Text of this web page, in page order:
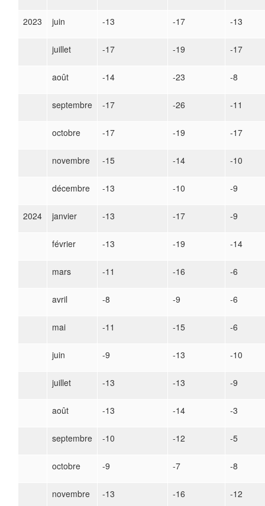
2023 juin -13 -17 -13
juillet -17 -19 -17
août -14 -23 -8
septembre -17 -26 -11
octobre -17 -19 -17
novembre -15 -14 -10
décembre -13 -10 -9
2024 janvier -13 -17 -9
février -13 -19 -14
mars -11 -16 -6
avril -8 -9 -6
mai -11 -15 -6
juin -9 -13 -10
juillet -13 -13 -9
août -13 -14 -3
septembre -10 -12 -5
octobre -9 -7 -8
novembre -13 -16 -12